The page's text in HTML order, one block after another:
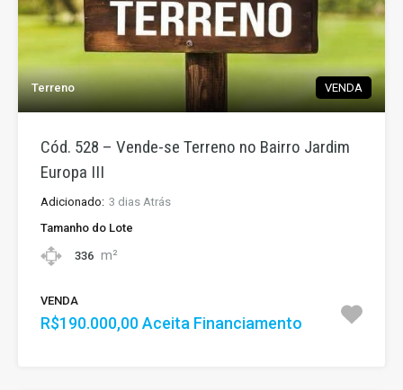
Terreno VENDA
Cód. 528 – Vende-se Terreno no Bairro Jardim
Europa III
Adicionado: 3 dias Atrás
Tamanho do Lote
336 m²
VENDA
R$190.000,00 Aceita Financiamento